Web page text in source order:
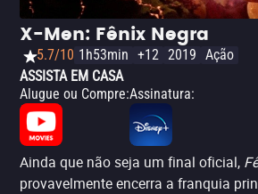
X-Men: Fênix Negra
5.7/10 1h53min +12 2019 Ação
ASSISTA EM CASA
Alugue ou Compre:Assinatura:
Ainda que não seja um final oficial,
provavelmente encerra a franquia